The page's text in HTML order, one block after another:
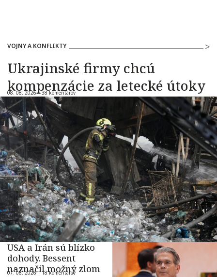
VOJNY A KONFLIKTY
Ukrajinské firmy chcú
kompenzácie za letecké útoky
08. 08. 2026 |38 komentárov
USA a Irán sú blízko
dohody. Bessent
naznačil možný zlom
07. 08. 2026 |18 komentárov